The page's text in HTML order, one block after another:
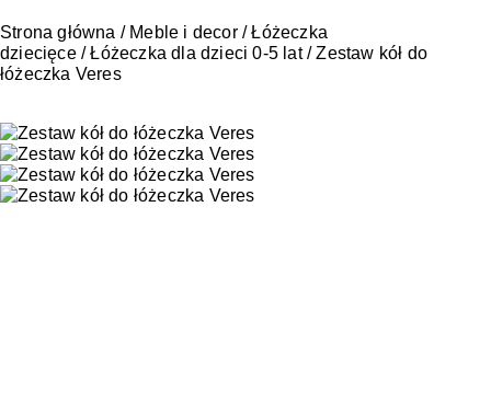
Strona główna / Meble i decor/Łóżeczka
dziecięce/Łóżeczka dla dzieci 0-5 lat/ Zestaw kół do
łóżeczka Veres